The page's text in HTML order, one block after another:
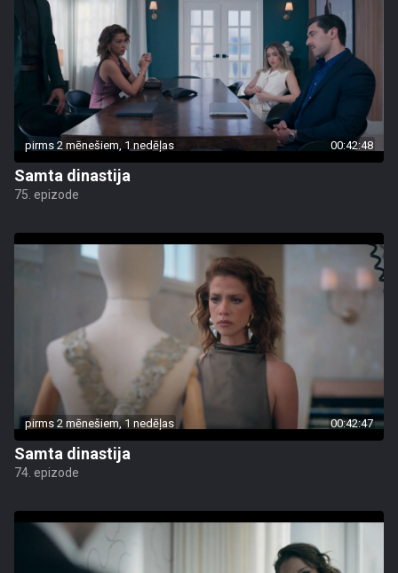
pirms 2 mēnešiem, 1 nedēļas 00:42:48
Samta dinastija
75. epizode
pirms 2 mēnešiem, 1 nedēļas 00:42:47
Samta dinastija
74. epizode